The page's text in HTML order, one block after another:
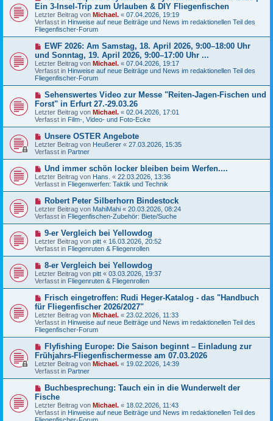
e
i
t
r
a
g
e
u
e
r
B
e
t
r
a
g
Ein 3-Insel-Trip zum Urlauben & DIY Fliegenfischen
Letzter Beitrag von Michael. « 07.04.2026, 19:19
Verfasst in Hinweise auf neue Beiträge und News im redaktionellen Teil des
Fliegenfischer-Forum
N
u
e
r
B
e
t
r
a
EWF 2026: Am Samstag, 18. April 2026, 9:00–18:00 Uhr
und Sonntag, 19. April 2026, 9:00–17:00 Uhr ...
Letzter Beitrag von Michael. « 07.04.2026, 19:17
Verfasst in Hinweise auf neue Beiträge und News im redaktionellen Teil des
Fliegenfischer-Forum
N
u
e
r
B
e
i
t
r
a
g
Sehenswertes Video zur Messe "Reiten-Jagen-Fischen und
Forst" in Erfurt 27.-29.03.26
Letzter Beitrag von Michael. « 02.04.2026, 17:01
Verfasst in Film-, Video- und Foto-Ecke
N
e
u
e
B
e
i
t
a
g
Unsere OSTER Angebote
Letzter Beitrag von Heußerer « 27.03.2026, 15:35
Verfasst in Partner
N
e
u
e
B
e
i
t
a
g
Und immer schön locker bleiben beim Werfen....
Letzter Beitrag von Hans. « 22.03.2026, 13:36
Verfasst in Fliegenwerfen: Taktik und Technik
N
e
u
e
B
e
i
t
a
g
Robert Peter Silberhorn Bindestock
Letzter Beitrag von MahiMahi « 20.03.2026, 08:24
Verfasst in Fliegenfischen-Zubehör: Biete/Suche
N
e
u
e
B
e
i
t
a
g
9-er Vergleich bei Yellowdog
Letzter Beitrag von pitt « 16.03.2026, 20:52
Verfasst in Fliegenruten & Fliegenrollen
N
e
u
e
B
e
i
t
r
a
g
8-er Vergleich bei Yellowdog
Letzter Beitrag von pitt « 03.03.2026, 19:37
Verfasst in Fliegenruten & Fliegenrollen
N
u
e
r
B
e
t
r
a
Frisch eingetroffen: Rudi Heger-Katalog - das "Handbuch
für Fliegenfischer 2026/2027"
Letzter Beitrag von Michael. « 23.02.2026, 11:33
Verfasst in Hinweise auf neue Beiträge und News im redaktionellen Teil des
Fliegenfischer-Forum
N
e
u
e
r
B
i
t
r
a
Flyfishing Europe: Die Saison beginnt – Einladung zur
Frühjahrs-Fliegenfischermesse am 07.03.2026
Letzter Beitrag von Michael. « 19.02.2026, 14:39
Verfasst in Partner
N
u
e
r
Buchbesprechung: Tauch ein in die Wunderwelt der
Fische
Letzter Beitrag von Michael. « 18.02.2026, 11:43
Verfasst in Hinweise auf neue Beiträge und News im redaktionellen Teil des